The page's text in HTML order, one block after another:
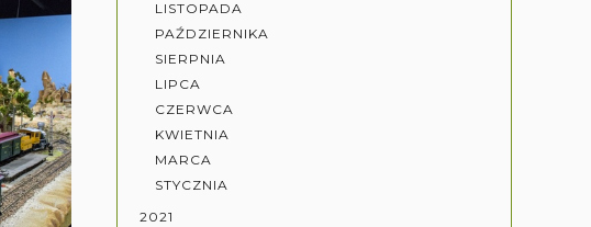
LISTOPADA
PAŹDZIERNIKA
SIERPNIA
LIPCA
CZERWCA
KWIETNIA
MARCA
STYCZNIA
2021